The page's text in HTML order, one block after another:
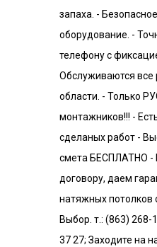
запаха. -
оборудование. -
телефону с
Обслуживаются все
области. - Только
монтажников!!! -
сделаных работ -
смета БЕСПЛАТНО -
договору, даем
натяжных потолков
Выбор. т.: (863) 268-
37 27; Заходите на